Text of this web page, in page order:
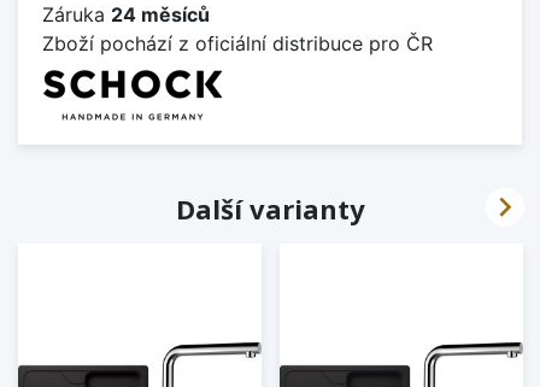
Záruka 24 měsíců
Zboží pochází z oficiální distribuce pro ČR
Další varianty 